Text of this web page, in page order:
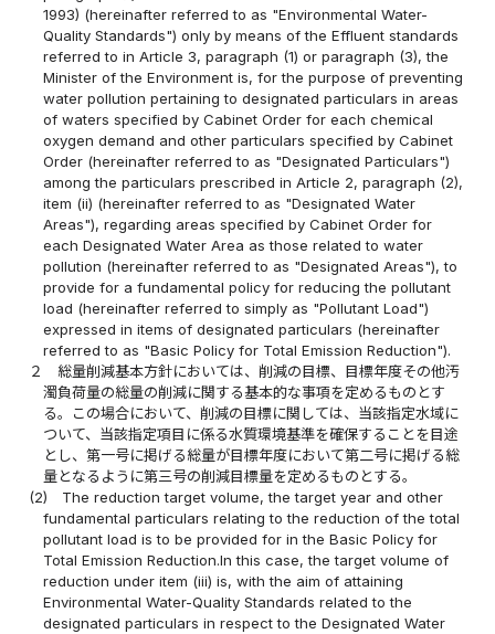
1993) (hereinafter referred to as "Environmental Water-
Quality Standards") only by means of the Effluent standards
referred to in Article 3, paragraph (1) or paragraph (3), the
Minister of the Environment is, for the purpose of preventing
water pollution pertaining to designated particulars in areas
of waters specified by Cabinet Order for each chemical
oxygen demand and other particulars specified by Cabinet
Order (hereinafter referred to as "Designated Particulars")
among the particulars prescribed in Article 2, paragraph (2),
item (ii) (hereinafter referred to as "Designated Water
Areas"), regarding areas specified by Cabinet Order for
each Designated Water Area as those related to water
pollution (hereinafter referred to as "Designated Areas"), to
provide for a fundamental policy for reducing the pollutant
load (hereinafter referred to simply as "Pollutant Load")
expressed in items of designated particulars (hereinafter
referred to as "Basic Policy for Total Emission Reduction").
２
総量削減基本方針においては、削減の目標、目標年度その他汚
濁負荷量の総量の削減に関する基本的な事項を定めるものとす
る。この場合において、削減の目標に関しては、当該指定水域に
ついて、当該指定項目に係る水質環境基準を確保することを目途
とし、第一号に掲げる総量が目標年度において第二号に掲げる総
量となるように第三号の削減目標量を定めるものとする。
(2)
The reduction target volume, the target year and other
fundamental particulars relating to the reduction of the total
pollutant load is to be provided for in the Basic Policy for
Total Emission Reduction.In this case, the target volume of
reduction under item (iii) is, with the aim of attaining
Environmental Water-Quality Standards related to the
designated particulars in respect to the Designated Water